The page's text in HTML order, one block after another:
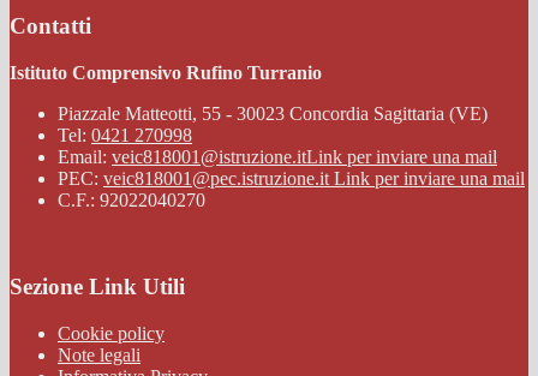
Contatti
Istituto Comprensivo Rufino Turranio
Piazzale Matteotti, 55 - 30023 Concordia Sagittaria (VE)
Tel: 0421 270998
Email: veic818001@istruzione.itLink per inviare una mail
PEC: veic818001@pec.istruzione.it Link per inviare una mail
C.F.: 92022040270
Sezione Link Utili
Cookie policy
Note legali